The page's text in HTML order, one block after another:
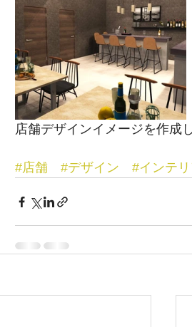
店舗デザインイメージを作成
#店舗 #デザイン #インテ